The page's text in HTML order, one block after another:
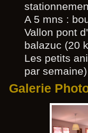
A 5 mns :
Vallon pont
balazuc (20
Les petits
par semaine)
Galerie